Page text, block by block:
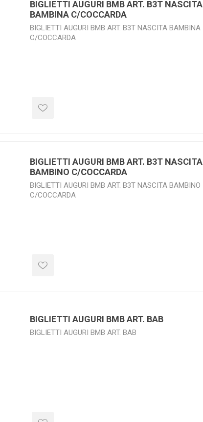
BIGLIETTI AUGURI BMB ART. B3T NASCITA
BAMBINA C/COCCARDA
BIGLIETTI AUGURI BMB ART. B3T NASCITA BAMBINA
C/COCCARDA
BIGLIETTI AUGURI BMB ART. B3T NASCITA
BAMBINO C/COCCARDA
BIGLIETTI AUGURI BMB ART. B3T NASCITA BAMBINO
C/COCCARDA
BIGLIETTI AUGURI BMB ART. BAB
BIGLIETTI AUGURI BMB ART. BAB